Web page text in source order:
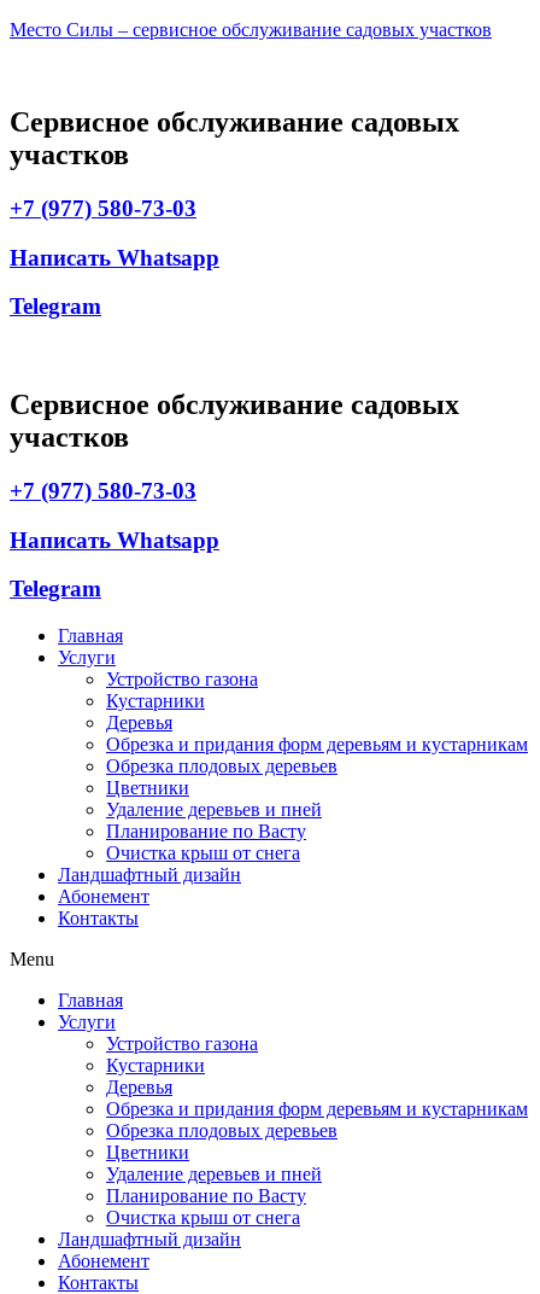
Место Силы – сервисное обслуживание садовых участков
Сервисное обслуживание садовых
участков
+7 (977) 580-73-03
Написать Whatsapp
Telegram
Сервисное обслуживание садовых
участков
+7 (977) 580-73-03
Написать Whatsapp
Telegram
Главная
Услуги
Устройство газона
Кустарники
Деревья
Обрезка и придания форм деревьям и кустарникам
Обрезка плодовых деревьев
Цветники
Удаление деревьев и пней
Планирование по Васту
Очистка крыш от снега
Ландшафтный дизайн
Абонемент
Контакты
Menu
Главная
Услуги
Устройство газона
Кустарники
Деревья
Обрезка и придания форм деревьям и кустарникам
Обрезка плодовых деревьев
Цветники
Удаление деревьев и пней
Планирование по Васту
Очистка крыш от снега
Ландшафтный дизайн
Абонемент
Контакты